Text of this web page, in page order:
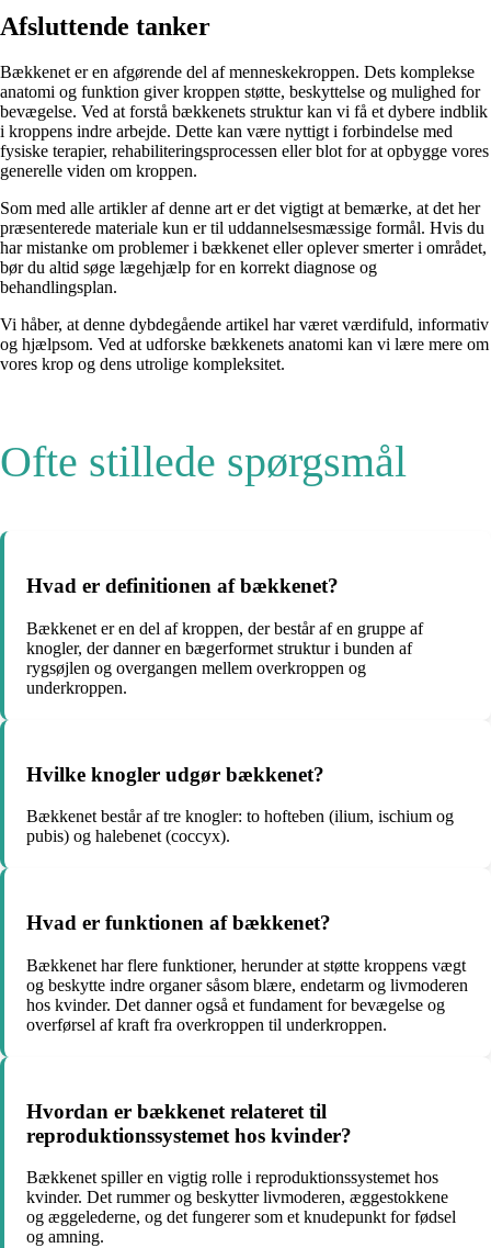
Afsluttende tanker
Bækkenet er en afgørende del af menneskekroppen. Dets komplekse
anatomi og funktion giver kroppen støtte, beskyttelse og mulighed for
bevægelse. Ved at forstå bækkenets struktur kan vi få et dybere indblik
i kroppens indre arbejde. Dette kan være nyttigt i forbindelse med
fysiske terapier, rehabiliteringsprocessen eller blot for at opbygge vores
generelle viden om kroppen.
Som med alle artikler af denne art er det vigtigt at bemærke, at det her
præsenterede materiale kun er til uddannelsesmæssige formål. Hvis du
har mistanke om problemer i bækkenet eller oplever smerter i området,
bør du altid søge lægehjælp for en korrekt diagnose og
behandlingsplan.
Vi håber, at denne dybdegående artikel har været værdifuld, informativ
og hjælpsom. Ved at udforske bækkenets anatomi kan vi lære mere om
vores krop og dens utrolige kompleksitet.
Ofte stillede spørgsmål
Hvad er definitionen af ​​bækkenet?
Bækkenet er en del af kroppen, der består af en gruppe af
knogler, der danner en bægerformet struktur i bunden af
rygsøjlen og overgangen mellem overkroppen og
underkroppen.
Hvilke knogler udgør bækkenet?
Bækkenet består af tre knogler: to hofteben (ilium, ischium og
pubis) og halebenet (coccyx).
Hvad er funktionen af ​​bækkenet?
Bækkenet har flere funktioner, herunder at støtte kroppens vægt
og beskytte indre organer såsom blære, endetarm og livmoderen
hos kvinder. Det danner også et fundament for bevægelse og
overførsel af kraft fra overkroppen til underkroppen.
Hvordan er bækkenet relateret til
reproduktionssystemet hos kvinder?
Bækkenet spiller en vigtig rolle i reproduktionssystemet hos
kvinder. Det rummer og beskytter livmoderen, æggestokkene
og æggelederne, og det fungerer som et knudepunkt for fødsel
og amning.